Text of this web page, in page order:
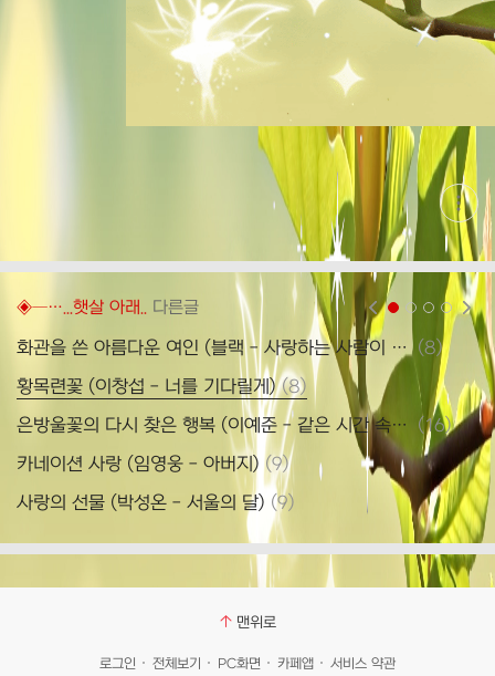
현
재
게
시
글
추
가
기
능
열
◈─…...햇살 아래.. 다른글
화관을 쓴 아름다운 여인 (블랙 - 사랑하는 사람이 생겼습니다)
댓
(8)
황목련꽃 (이창섭 - 너를 기다릴게) 댓
글
(8)
은방울꽃의 다시 찾은 행복 (이예준 - 같은 시간 속의 너)
댓
글
(16)
카네이션 사랑 (임영웅 - 아버지) 댓
글
(9)
사랑의 선물 (박성온 - 서울의 달) 댓
글
(9)
맨위로
로그인 전체보기 PC화면 카페앱 서비스 약관